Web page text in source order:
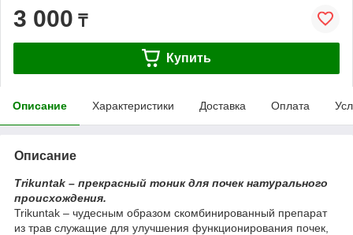
3 000 ₸
Купить
Описание Характеристики Доставка Оплата
Описание
Trikuntak – прекрасный тоник для почек натурального
происхождения.
Trikuntak – чудесным образом скомбинированный препарат
из трав служащие для улучшения функционирования почек,